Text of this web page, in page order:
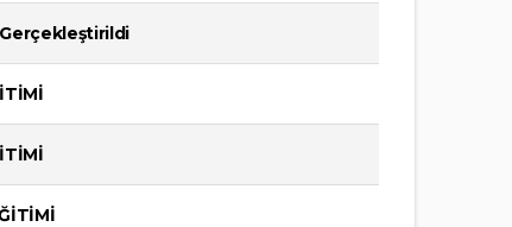
Gerçekleştirildi